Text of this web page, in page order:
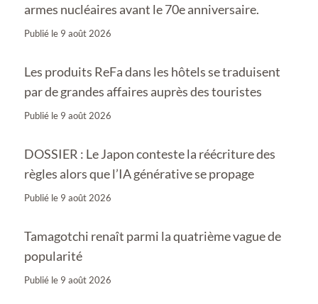
armes nucléaires avant le 70e anniversaire.
Publié le 9 août 2026
Les produits ReFa dans les hôtels se traduisent
par de grandes affaires auprès des touristes
Publié le 9 août 2026
DOSSIER : Le Japon conteste la réécriture des
règles alors que l’IA générative se propage
Publié le 9 août 2026
Tamagotchi renaît parmi la quatrième vague de
popularité
Publié le 9 août 2026